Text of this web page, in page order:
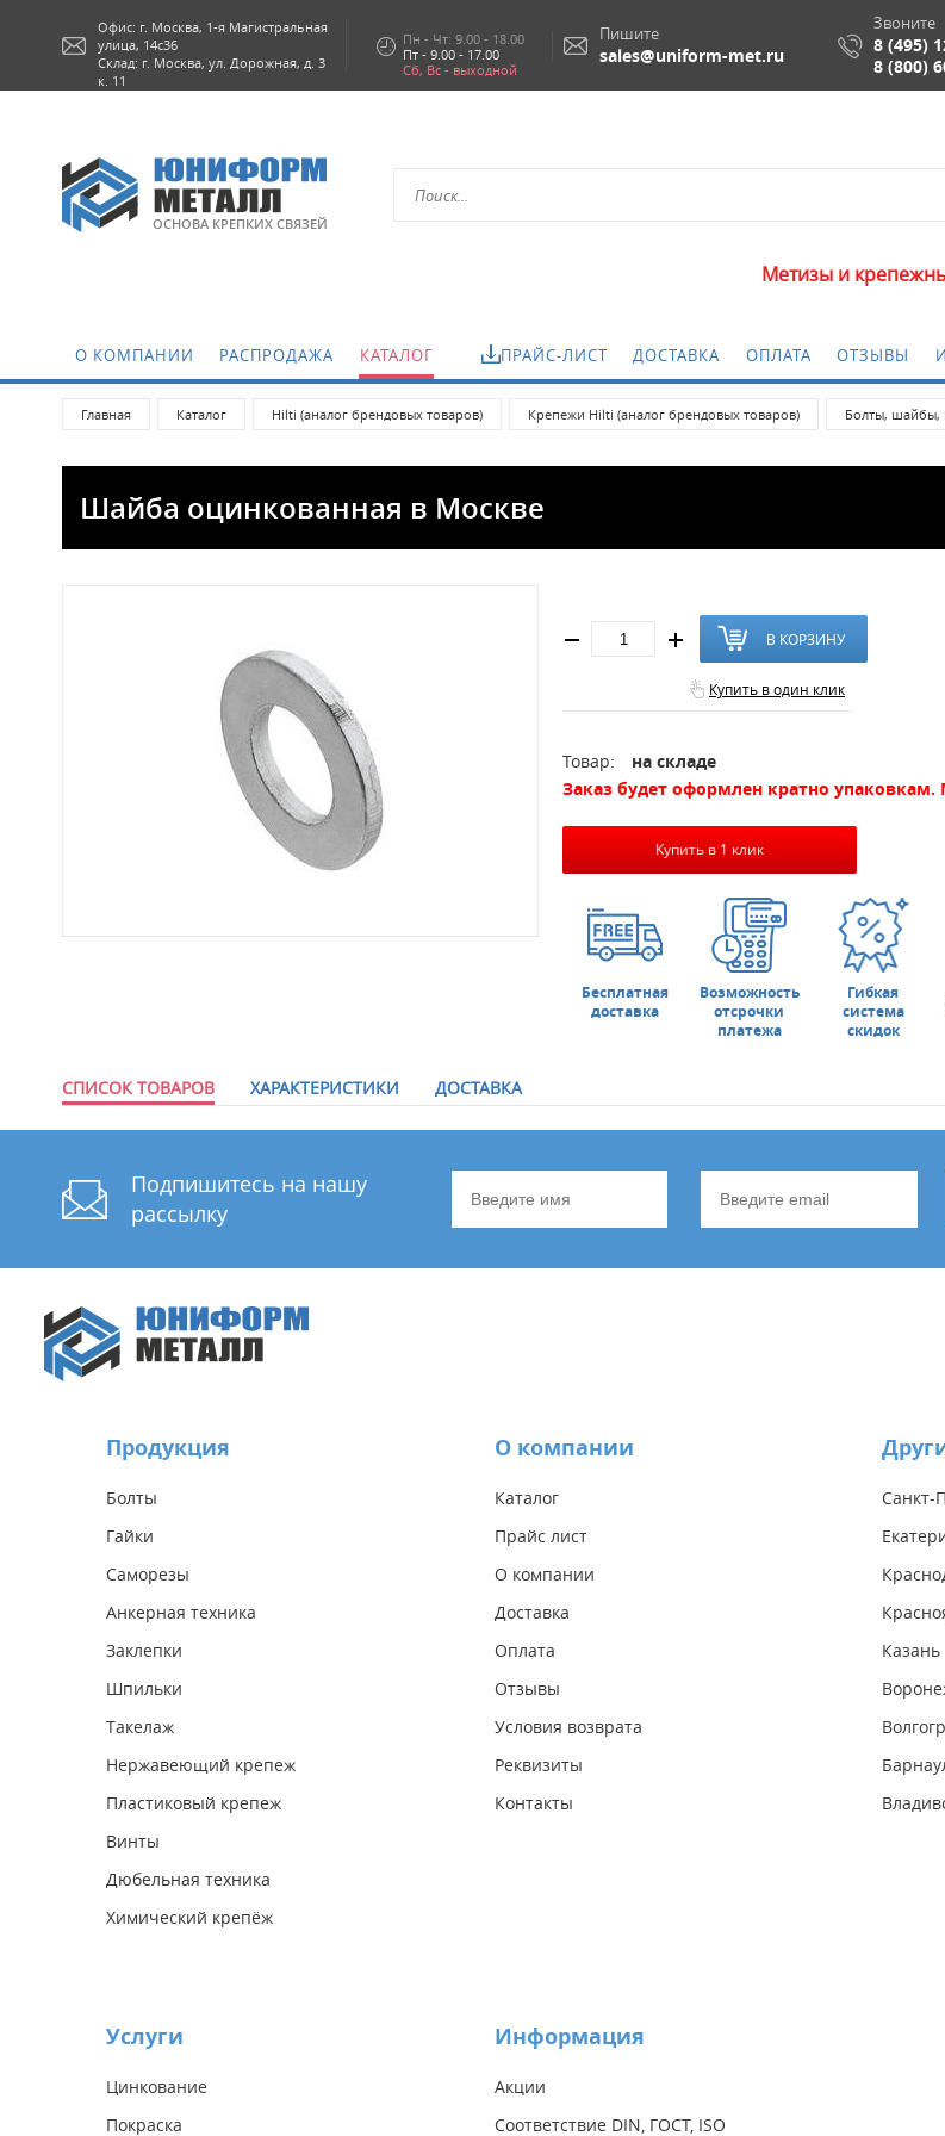
Офис: г. Москва, 1-я Магистральная
улица, 14с36
Склад: г. Москва, ул. Дорожная, д. 3
к. 11
Пн - Чт: 9.00 - 18.00
Пт - 9.00 - 17.00
Сб, Вс - выходной
Пишите
sales@uniform-met.ru
Звоните
8 (495)
8 (800)
ОСНОВА КРЕПКИХ СВЯЗЕЙ
Метизы и крепежные
О КОМПАНИИ РАСПРОДАЖА КАТАЛОГ ПРАЙС-ЛИСТ ДОСТАВКА ОПЛАТА ОТЗЫВЫ
Главная Каталог Hilti (аналог брендовых товаров) Крепежи Hilti (аналог брендовых товаров) Болты, шайбы,
Шайба оцинкованная в Москве
В КОРЗИНУ
Купить в один клик
Товар:
на складе
Заказ будет оформлен кратно
Купить в 1 клик
Бесплатная
доставка
Возможность
отсрочки
платежа
Гибкая
система
скидок
СПИСОК ТОВАРОВ ХАРАКТЕРИСТИКИ ДОСТАВКА
Подпишитесь на нашу
рассылку
Продукция
Болты
Гайки
Саморезы
Анкерная техника
Заклепки
Шпильки
Такелаж
Нержавеющий крепеж
Пластиковый крепеж
Винты
Дюбельная техника
Химический крепёж
Услуги
Цинкование
Покраска
О компании
Каталог
Прайс лист
О компании
Доставка
Оплата
Отзывы
Условия возврата
Реквизиты
Контакты
Информация
Акции
Соответствие DIN, ГОСТ, ISO
Санкт-
Казань